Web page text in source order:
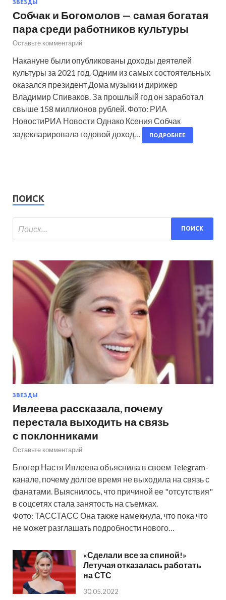
ЗВЕЗДЫ
Собчак и Богомолов — самая богатая
пара среди работников культуры
Оставьте комментарий
Накануне были опубликованы доходы деятелей
культуры за 2021 год. Одним из самых состоятельных
оказался президент Дома музыки и дирижер
Владимир Спиваков. За прошлый год он заработал
свыше 158 миллионов рублей. Фото: РИА
НовостиРИА Новости Однако Ксения Собчак
задекларировала годовой доход…
ПОДРОБНЕЕ
ПОИСК
ЗВЕЗДЫ
Ивлеева рассказала, почему
перестала выходить на связь
с поклонниками
Оставьте комментарий
Блогер Настя Ивлеева объяснила в своем Telegram-
канале, почему долгое время не выходила на связь с
фанатами. Выяснилось, что причиной ее "отсутствия"
в соцсетях стала занятость на съемках.
Фото: ТАССТАСС Она также намекнула, что пока что
не может разглашать подробности нового…
«Сделали все за спиной!»
Летучая отказалась работать
на СТС
30.05.2022